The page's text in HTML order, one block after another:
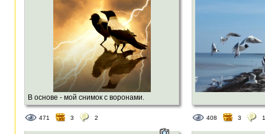
В основе - мой снимок с воронами.
Обработано в графическом редакторе под
Android.
471 3 2 408 3 1